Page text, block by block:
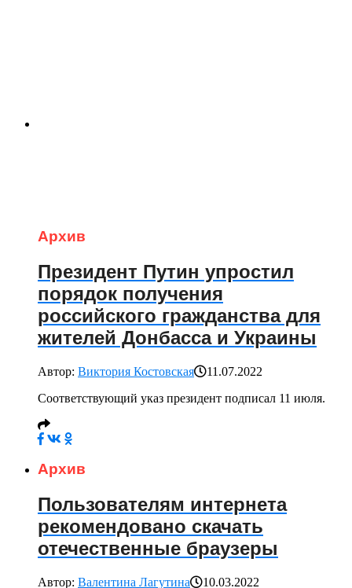
Архив
Президент Путин упростил
порядок получения
российского гражданства для
жителей Донбасса и Украины
Автор: Виктория Костовская
11.07.2022
Соответствующий указ президент подписал 11 июля.
Архив
Пользователям интернета
рекомендовано скачать
отечественные браузеры
Автор: Валентина Лагутина 10.03.2022